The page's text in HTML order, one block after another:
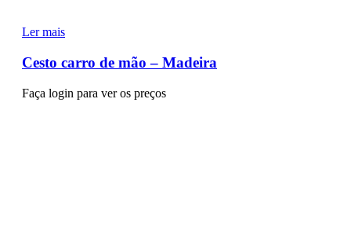
Ler mais
Cesto carro de mão – Madeira
Faça login para ver os preços